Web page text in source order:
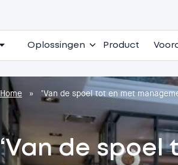
Oplossingen Product
Home » ‘Van de spoel tot en met
‘Van de